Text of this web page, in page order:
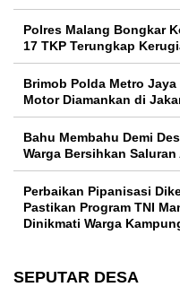
Polres Malang Bongkar
17 TKP Terungkap
Brimob Polda Metro
Motor Diamankan di
Bahu Membahu Demi
Warga Bersihkan Saluran
Perbaikan Pipanisasi
Pastikan Program TNI
Dinikmati Warga
SEPUTAR DESA